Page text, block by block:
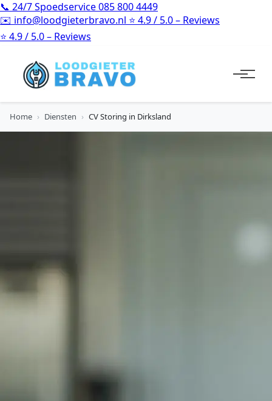
📞 24/7 Spoedservice085 800 4449
✉️ info@loodgieterbravo.nl ⭐ 4.9 / 5.0 – Reviews
⭐ 4.9 / 5.0 – Reviews
Home › Diensten › CV Storing in Dirksland